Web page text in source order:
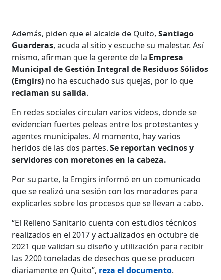
Además, piden que el alcalde de Quito,Santiago
Guarderas, acuda al sitio y escuche su malestar. Así
mismo, afirman que la gerente de la Empresa
Municipal de Gestión Integral de Residuos Sólidos
(Emgirs) no ha escuchado sus quejas, por lo que
reclaman su salida.
En redes sociales circulan varios videos, donde se
evidencian fuertes peleas entre los protestantes y
agentes municipales. Al momento, hay varios
heridos de las dos partes.Se reportan vecinos y
servidores con moretones en la cabeza.
Por su parte, la Emgirs informó en un comunicado
que se realizó una sesión con los moradores para
explicarles sobre los procesos que se llevan a cabo.
“El Relleno Sanitario cuenta con estudios técnicos
realizados en el 2017 y actualizados en octubre de
2021 que validan su diseño y utilización para recibir
las 2200 toneladas de desechos que se producen
diariamente en Quito”, reza el documento.